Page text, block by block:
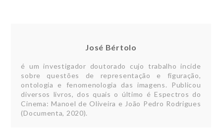
José Bértolo
é um investigador doutorado cujo trabalho incide
sobre questões de representação e figuração,
ontologia e fenomenologia das imagens. Publicou
diversos livros, dos quais o último é Espectros do
Cinema: Manoel de Oliveira e João Pedro Rodrigues
(Documenta, 2020).